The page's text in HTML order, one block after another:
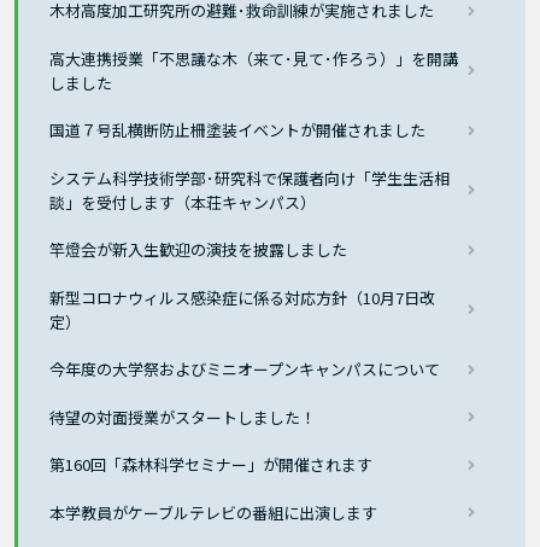
木材高度加工研究所の避難･救命訓練が実施されました
高大連携授業「不思議な木（来て･見て･作ろう）」を開講
しました
国道７号乱横断防止柵塗装イベントが開催されました
システム科学技術学部･研究科で保護者向け「学生生活相
談」を受付します（本荘キャンパス）
竿燈会が新入生歓迎の演技を披露しました
新型コロナウィルス感染症に係る対応方針（10月7日改
定）
今年度の大学祭およびミニオープンキャンパスについて
待望の対面授業がスタートしました！
第160回「森林科学セミナー」が開催されます
本学教員がケーブルテレビの番組に出演します